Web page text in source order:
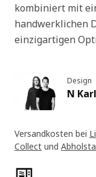
kombiniert mit
handwerklichen
einzigartigen
Design
N
Versandkosten bei
Collect und
Produktmerkmale